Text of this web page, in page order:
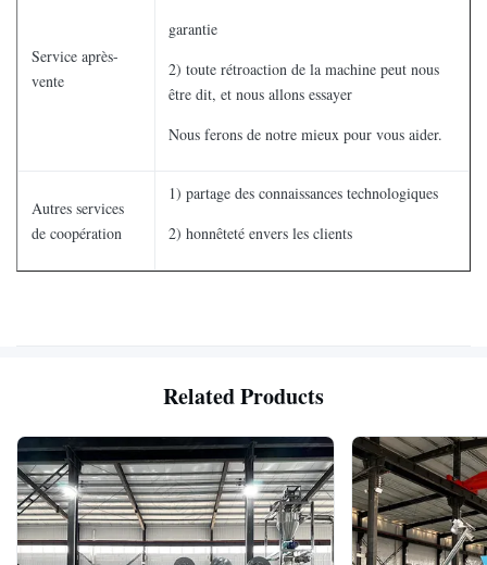
Service après-
vente
garantie
2) toute rétroaction de la machine peut nous
être dit, et nous allons essayer
Nous ferons de notre mieux pour vous aider.
Autres services
de coopération
1) partage des connaissances technologiques
2) honnêteté envers les clients
Related Products